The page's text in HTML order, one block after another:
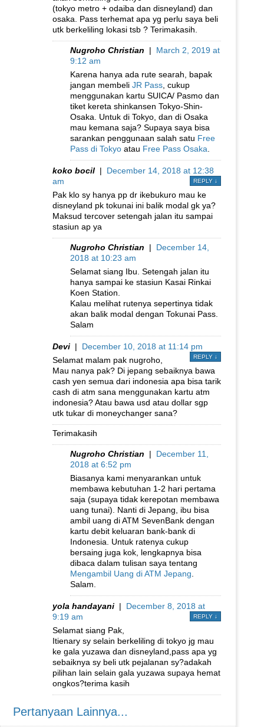
(tokyo metro + odaiba dan disneyland) dan
osaka. Pass terhemat apa yg perlu saya beli
utk berkeliling lokasi tsb ? Terimakasih.
Nugroho Christian | March 2, 2019 at
9:12 am
Karena hanya ada rute searah, bapak
jangan membeli JR Pass , cukup
menggunakan kartu SUICA/ Pasmo dan
tiket kereta shinkansen Tokyo-Shin-
Osaka. Untuk di Tokyo, dan di Osaka
mau kemana saja? Supaya saya bisa
sarankan penggunaan salah satu Free
Pass di Tokyo atau Free Pass Osaka
koko bocil | December 14, 2018 at 12:38
am
REPLY ↓
Pak klo sy hanya pp dr ikebukuro mau ke
disneyland pk tokunai ini balik modal gk ya?
Maksud tercover setengah jalan itu sampai
stasiun ap ya
Nugroho Christian | December 14,
2018 at 10:23 am
Selamat siang Ibu. Setengah jalan itu
hanya sampai ke stasiun Kasai Rinkai
Koen Station.
Kalau melihat rutenya sepertinya tidak
akan balik modal dengan Tokunai Pass.
Salam
Devi | December 10, 2018 at 11:14 pm
REPLY ↓
Selamat malam pak nugroho,
Mau nanya pak? Di jepang sebaiknya bawa
cash yen semua dari indonesia apa bisa tarik
cash di atm sana menggunakan kartu atm
indonesia? Atau bawa usd atau dollar sgp
utk tukar di moneychanger sana?
Terimakasih
Nugroho Christian | December 11,
2018 at 6:52 pm
Biasanya kami menyarankan untuk
membawa kebutuhan 1-2 hari pertama
saja (supaya tidak kerepotan membawa
uang tunai). Nanti di Jepang, ibu bisa
ambil uang di ATM SevenBank dengan
kartu debit keluaran bank-bank di
Indonesia. Untuk ratenya cukup
bersaing juga kok, lengkapnya bisa
dibaca dalam tulisan saya tentang
Mengambil Uang di ATM Jepang
Salam.
yola handayani | December 8, 2018 at
9:19 am
REPLY ↓
Selamat siang Pak,
Itienary sy selain berkeliling di tokyo jg mau
ke gala yuzawa dan disneyland,pass apa yg
sebaiknya sy beli utk pejalanan sy?adakah
pilihan lain selain gala yuzawa supaya hemat
ongkos?terima kasih
Pertanyaan Lainnya...